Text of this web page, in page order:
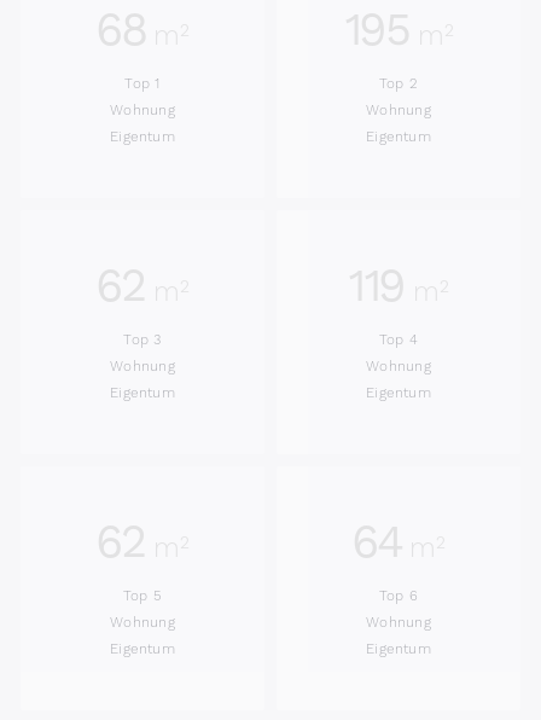
68 m²
Top 1
Wohnung
Eigentum
195 m²
Top 2
Wohnung
Eigentum
62 m²
Top 3
Wohnung
Eigentum
119 m²
Top 4
Wohnung
Eigentum
62 m²
Top 5
Wohnung
Eigentum
64 m²
Top 6
Wohnung
Eigentum